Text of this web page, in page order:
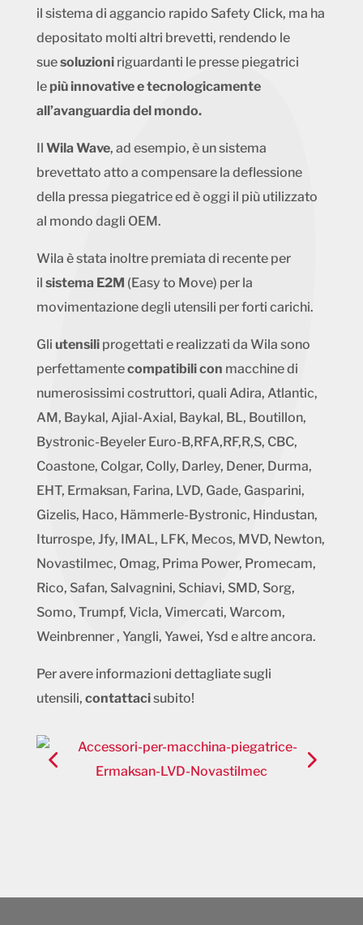
il sistema di aggancio rapido Safety Click, ma ha
depositato molti altri brevetti, rendendo le
suesoluzioni riguardanti le presse piegatrici
le più innovative e tecnologicamente
all’avanguardia del mondo.
Il Wila Wave, ad esempio, è un sistema
brevettato atto a compensare la deflessione
della pressa piegatrice ed è oggi il più utilizzato
al mondo dagli OEM.
Wila è stata inoltre premiata di recente per
il sistema E2M (Easy to Move) per la
movimentazione degli utensili per forti carichi.
Gli utensili progettati e realizzati da Wila sono
perfettamentecompatibili con macchine di
numerosissimi costruttori, quali Adira, Atlantic,
AM, Baykal, Ajial-Axial, Baykal, BL, Boutillon,
Bystronic-Beyeler Euro-B,RFA,RF,R,S, CBC,
Coastone, Colgar, Colly, Darley, Dener, Durma,
EHT, Ermaksan, Farina, LVD, Gade, Gasparini,
Gizelis, Haco, Hämmerle-Bystronic, Hindustan,
Iturrospe, Jfy, IMAL, LFK, Mecos, MVD, Newton,
Novastilmec, Omag, Prima Power, Promecam,
Rico, Safan, Salvagnini, Schiavi, SMD, Sorg,
Somo, Trumpf, Vicla, Vimercati, Warcom,
Weinbrenner , Yangli, Yawei, Ysd e altre ancora.
Per avere informazioni dettagliate sugli
utensili, contattacisubito!